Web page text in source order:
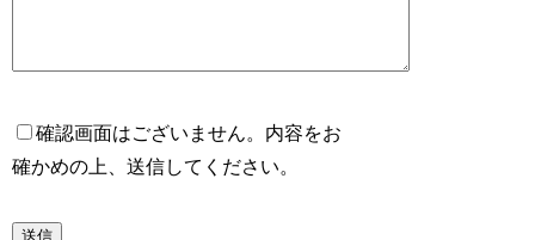
確認画面はございません。内容をお
確かめの上、送信してください。